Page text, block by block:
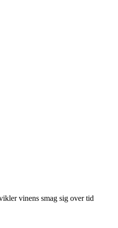
vinens smag sig over tid